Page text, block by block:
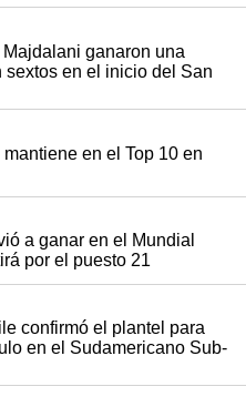
ganaron una
sextos en el inicio del San
en el Top 10 en
a ganar en el Mundial
por el puesto 21
confirmó el plantel para
en el Sudamericano Sub-